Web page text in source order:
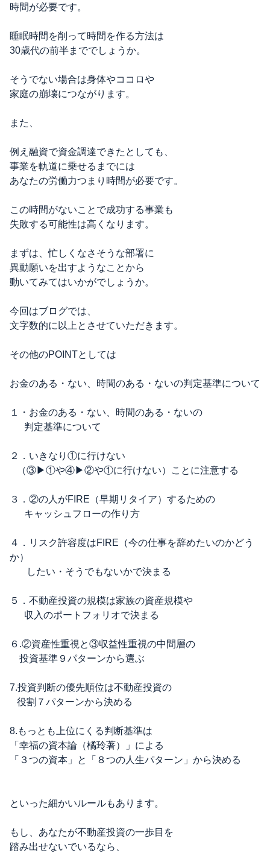
時間が必要です。
睡眠時間を削って時間を作る方法は
30歳代の前半まででしょうか。
そうでない場合は身体やココロや
家庭の崩壊につながります。
また、
例え融資で資金調達できたとしても、
事業を軌道に乗せるまでには
あなたの労働力つまり時間が必要です。
この時間がないことで成功する事業も
失敗する可能性は高くなります。
まずは、忙しくなさそうな部署に
異動願いを出すようなことから
動いてみてはいかがでしょうか。
今回はブログでは、
文字数的に以上とさせていただきます。
その他のPOINTとしては
お金のある・ない、時間のある・ないの判定基準について
１・お金のある・ない、時間のある・ないの
判定基準について
２．いきなり①に行けない
（③▶①や④▶②や①に行けない）ことに注意する
３．②の人がFIRE（早期リタイア）するための
キャッシュフローの作り方
４．リスク許容度はFIRE（今の仕事を辞めたいのかどう
か）
したい・そうでもないかで決まる
５．不動産投資の規模は家族の資産規模や
収入のポートフォリオで決まる
６.②資産性重視と③収益性重視の中間層の
投資基準９パターンから選ぶ
7.投資判断の優先順位は不動産投資の
役割７パターンから決める
8.もっとも上位にくる判断基準は
「幸福の資本論（橘玲著）」による
「３つの資本」と「８つの人生パターン」から決める
といった細かいルールもあります。
もし、あなたが不動産投資の一歩目を
踏み出せないでいるなら、